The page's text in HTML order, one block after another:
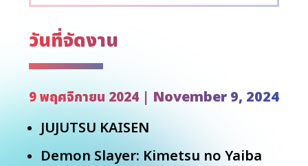
วันที่จัดงาน
9 พฤศจิกายน 2024 | November 9, 2024
JUJUTSU KAISEN
Demon Slayer: Kimetsu no Yaiba